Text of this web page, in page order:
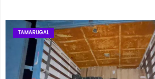
TAMARUGAL